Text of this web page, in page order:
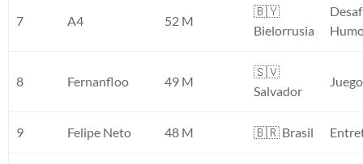
7 A4 52 M
🇧🇾
Bielorrusia
8 Fernanfloo 49 M
🇸🇻
Salvador
9 Felipe Neto 48 M 🇧🇷 Brasil